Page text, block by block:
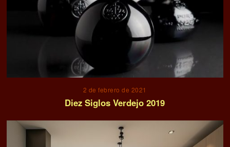
2 de febrero de 2021
Diez Siglos Verdejo 2019